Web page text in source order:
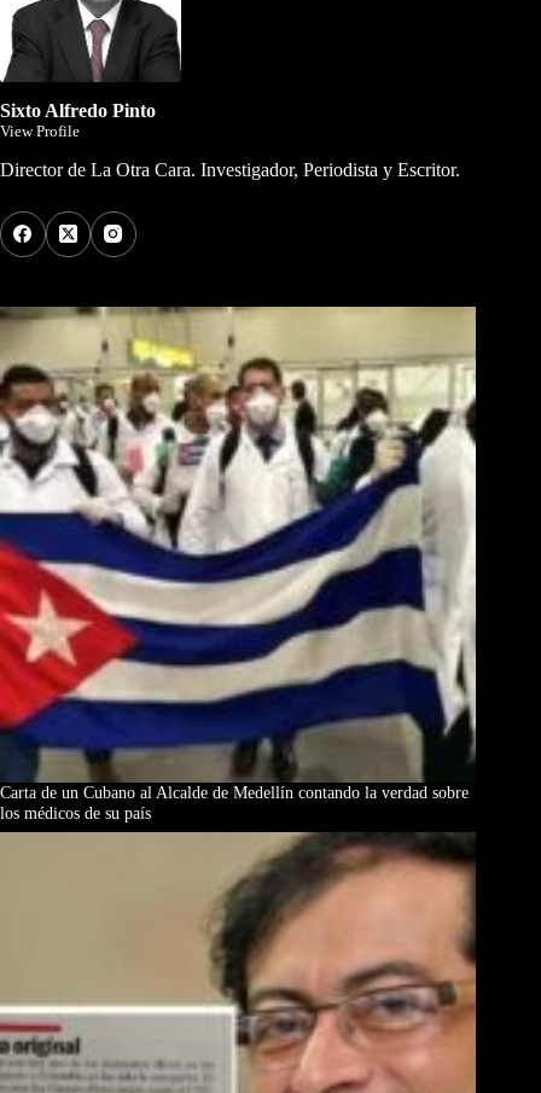
Sixto Alfredo Pinto
View Profile
Director de La Otra Cara. Investigador, Periodista y Escritor.
Carta de un Cubano al Alcalde de Medellín contando la verdad sobre
los médicos de su país